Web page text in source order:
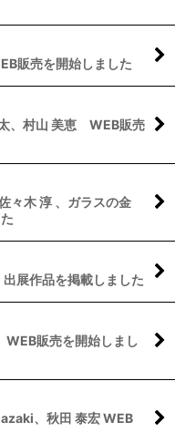
販売を開始しました
、村山 美恵 WEB販売
々木 淳 、ガラスの金
展作品を掲載しました
販売を開始しまし
、秋田 泰宏 WEB